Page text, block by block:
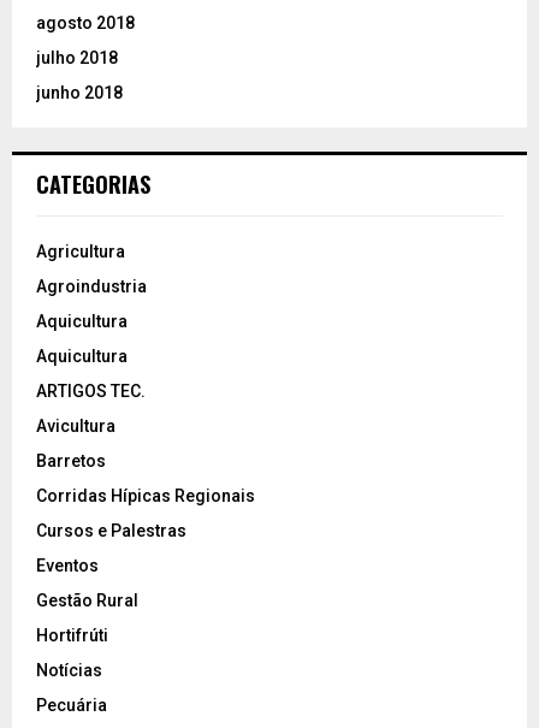
agosto 2018
julho 2018
junho 2018
CATEGORIAS
Agricultura
Agroindustria
Aquicultura
Aquicultura
ARTIGOS TEC.
Avicultura
Barretos
Corridas Hípicas Regionais
Cursos e Palestras
Eventos
Gestão Rural
Hortifrúti
Notícias
Pecuária